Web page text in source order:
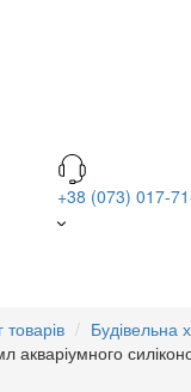
+38 (073) 017-
товарів
Будівельна